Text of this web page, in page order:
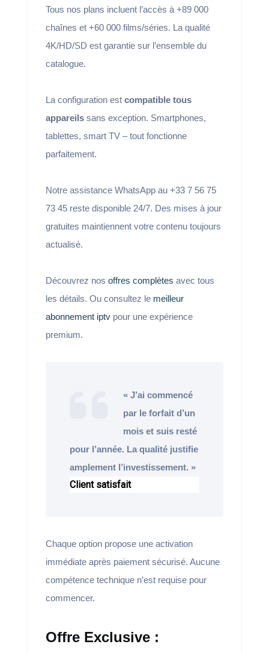
Tous nos plans incluent l’accès à +89 000
chaînes et +60 000 films/séries. La qualité
4K/HD/SD est garantie sur l’ensemble du
catalogue.
La configuration est compatible tous
appareilssans exception. Smartphones,
tablettes, smart TV – tout fonctionne
parfaitement.
Notre assistance WhatsApp au +33 7 56 75
73 45 reste disponible 24/7. Des mises à jour
gratuites maintiennent votre contenu toujours
actualisé.
Découvrez nos offres complètes avec tous
les détails. Ou consultez le meilleur
abonnement iptvpour une expérience
premium.
« J’ai commencé
par le forfait d’un
mois et suis resté
pour l’année. La qualité justifie
amplement l’investissement. »
Client satisfait
Chaque option propose une activation
immédiate après paiement sécurisé. Aucune
compétence technique n’est requise pour
commencer.
Offre Exclusive :